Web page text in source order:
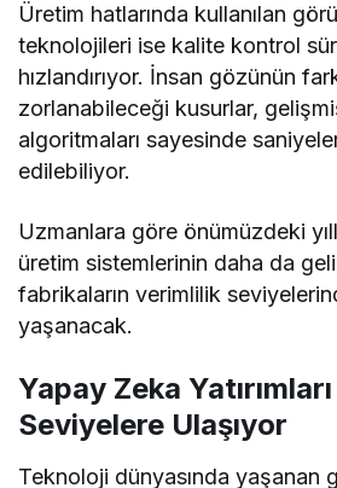
Üretim hatlarında kullanılan
teknolojileri ise kalite kontrol
hızlandırıyor. İnsan gözünün
zorlanabileceği kusurlar,
algoritmaları sayesinde
edilebiliyor.
Uzmanlara göre önümüzdeki
üretim sistemlerinin daha da
fabrikaların verimlilik
yaşanacak.
Yapay Zeka
Seviyelere Ulaşıyor
Teknoloji dünyasında yaşanan